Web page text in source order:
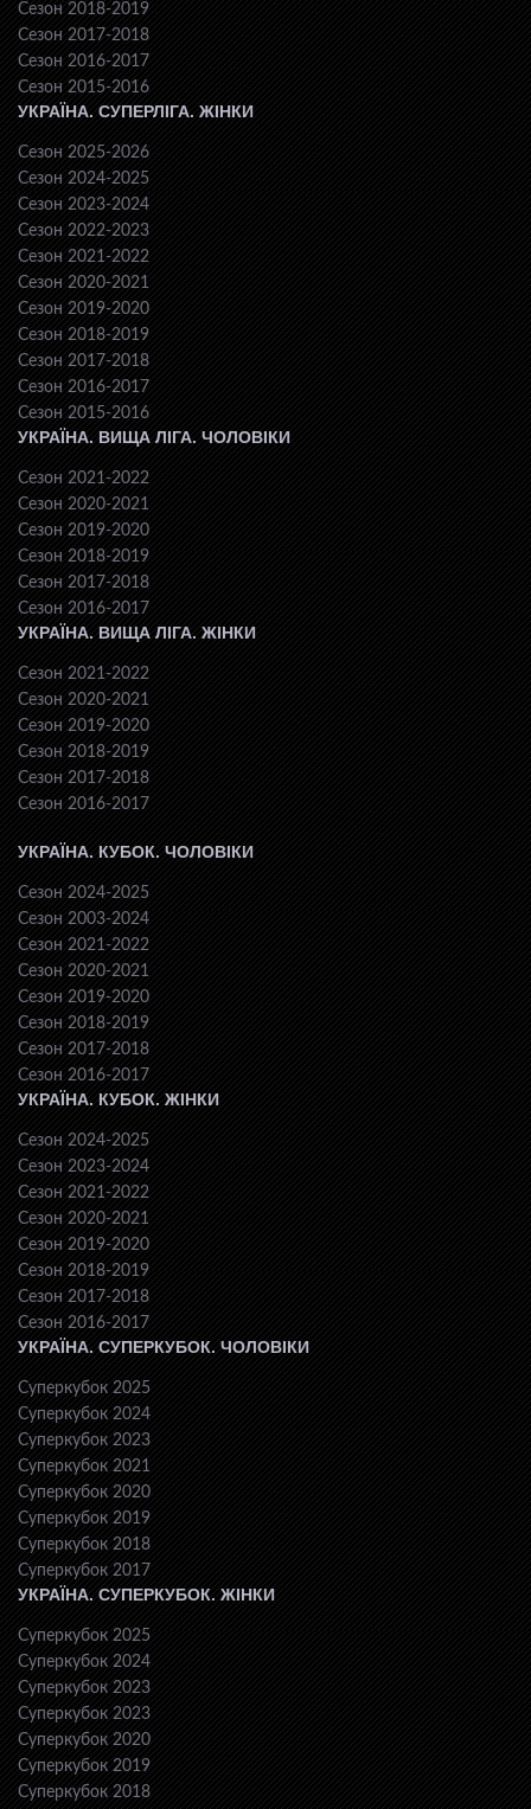
Сезон 2018-2019
Сезон 2017-2018
Сезон 2016-2017
Сезон 2015-2016
УКРАЇНА. СУПЕРЛІГА. ЖІНКИ
Сезон 2025-2026
Сезон 2024-2025
Сезон 2023-2024
Сезон 2022-2023
Сезон 2021-2022
Сезон 2020-2021
Сезон 2019-2020
Сезон 2018-2019
Сезон 2017-2018
Сезон 2016-2017
Сезон 2015-2016
УКРАЇНА. ВИЩА ЛІГА. ЧОЛОВІКИ
Сезон 2021-2022
Сезон 2020-2021
Сезон 2019-2020
Сезон 2018-2019
Сезон 2017-2018
Сезон 2016-2017
УКРАЇНА. ВИЩА ЛІГА. ЖІНКИ
Сезон 2021-2022
Сезон 2020-2021
Сезон 2019-2020
Сезон 2018-2019
Сезон 2017-2018
Сезон 2016-2017
УКРАЇНА. КУБОК. ЧОЛОВІКИ
Сезон 2024-2025
Сезон 2003-2024
Сезон 2021-2022
Сезон 2020-2021
Сезон 2019-2020
Сезон 2018-2019
Сезон 2017-2018
Сезон 2016-2017
УКРАЇНА. КУБОК. ЖІНКИ
Сезон 2024-2025
Сезон 2023-2024
Сезон 2021-2022
Сезон 2020-2021
Сезон 2019-2020
Сезон 2018-2019
Сезон 2017-2018
Сезон 2016-2017
УКРАЇНА. СУПЕРКУБОК. ЧОЛОВІКИ
Суперкубок 2025
Суперкубок 2024
Суперкубок 2023
Суперкубок 2021
Суперкубок 2020
Суперкубок 2019
Суперкубок 2018
Суперкубок 2017
УКРАЇНА. СУПЕРКУБОК. ЖІНКИ
Суперкубок 2025
Суперкубок 2024
Суперкубок 2023
Суперкубок 2023
Суперкубок 2020
Суперкубок 2019
Суперкубок 2018